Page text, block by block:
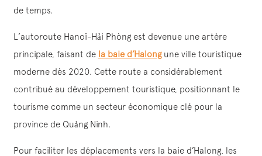
de temps.
L’autoroute Hanoï-Hải Phòng est devenue une artère
principale, faisant de la baie d’Halongune ville touristique
moderne dès 2020. Cette route a considérablement
contribué au développement touristique, positionnant le
tourisme comme un secteur économique clé pour la
province de Quảng Ninh.
Pour faciliter les déplacements vers la baie d’Halong, les